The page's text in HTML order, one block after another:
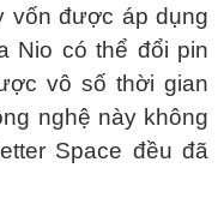
vốn được áp dụng
Nio có thể đổi pin
vô số thời gian
nghệ này không
Space đều đã